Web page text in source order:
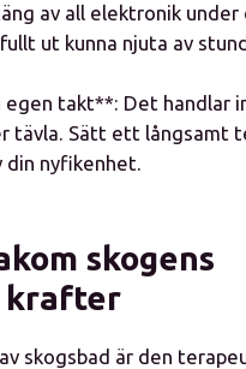
av all elektronik under
ut kunna njuta av
egen takt**: Det handlar
tävla. Sätt ett långsamt
din nyfikenhet.
skogens
krafter
skogsbad är den